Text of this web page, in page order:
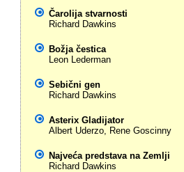
Čarolija stvarnosti
Richard Dawkins
Božja čestica
Leon Lederman
Sebični gen
Richard Dawkins
Asterix Gladijator
Albert Uderzo, Rene Goscinny
Najveća predstava na Zemlji
Richard Dawkins